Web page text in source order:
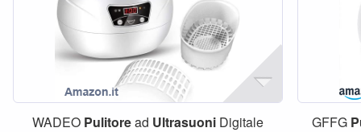
WADEO Pulitoread UltrasuoniDigitale GFFG